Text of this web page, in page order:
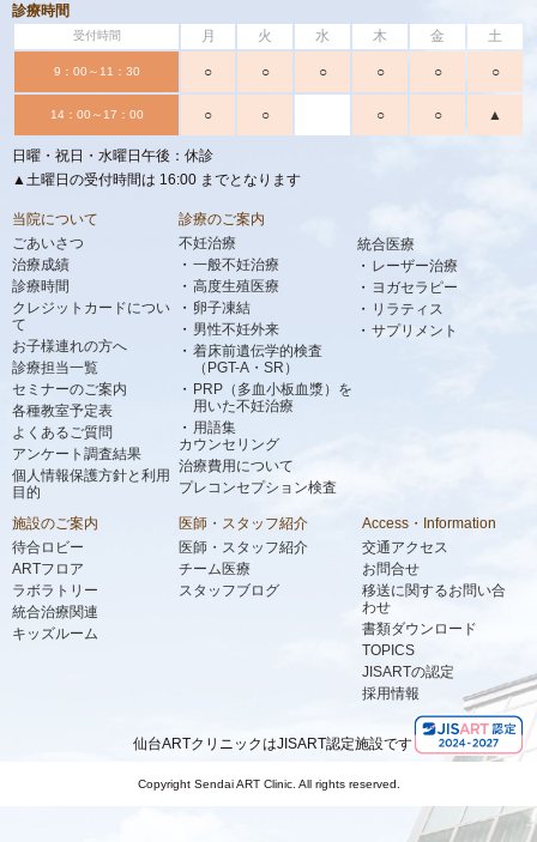
診療時間
受付時間 月 火 水 木 金 土
9：00～11：30 ○ ○ ○ ○ ○ ○
14：00～17：00 ○ ○ ○ ○ ▲
日曜・祝日・水曜日午後：休診
▲土曜日の受付時間は 16:00 までとなります
当院について
ごあいさつ
治療成績
診療時間
クレジットカードについ
て
お子様連れの方へ
診療担当一覧
セミナーのご案内
各種教室予定表
よくあるご質問
アンケート調査結果
個人情報保護方針と利用
目的
診療のご案内
不妊治療
一般不妊治療
高度生殖医療
卵子凍結
男性不妊外来
着床前遺伝学的検査
（PGT-A・SR）
PRP（多血小板血漿）を
用いた不妊治療
用語集
カウンセリング
治療費用について
プレコンセプション検査
統合医療
レーザー治療
ヨガセラピー
リラティス
サプリメント
施設のご案内
待合ロビー
ARTフロア
ラボラトリー
統合治療関連
キッズルーム
医師・スタッフ紹介
医師・スタッフ紹介
チーム医療
スタッフブログ
Access・Information
交通アクセス
お問合せ
移送に関するお問い合
わせ
書類ダウンロード
TOPICS
JISARTの認定
採用情報
仙台ARTクリニックはJISART認定施設です
Copyright Sendai ART Clinic. All rights reserved.